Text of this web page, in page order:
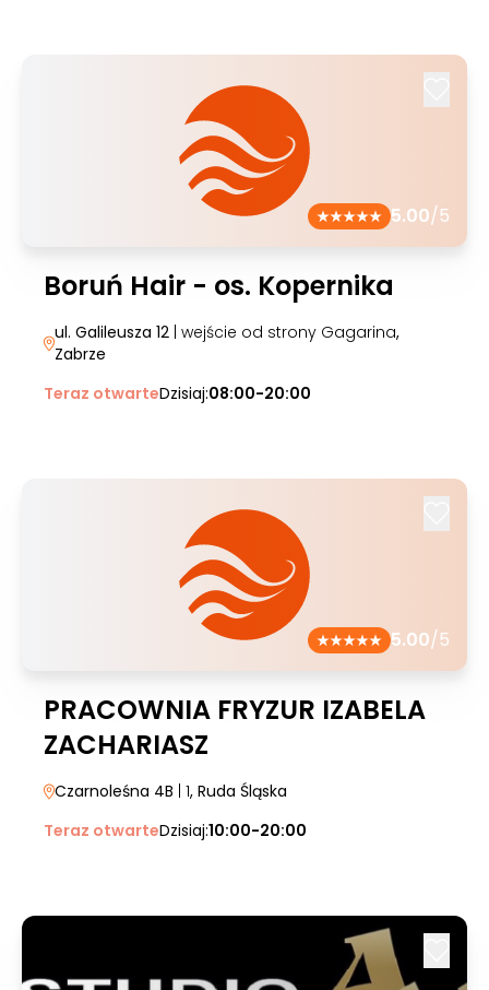
5.00/5
Boruń Hair - os. Kopernika
ul. Galileusza 12| wejście od strony Gagarina,
Zabrze
Teraz otwarteDzisiaj:08:00-20:00
5.00/5
PRACOWNIA FRYZUR IZABELA
ZACHARIASZ
Czarnoleśna 4B | 1, Ruda Śląska
Teraz otwarteDzisiaj:10:00-20:00